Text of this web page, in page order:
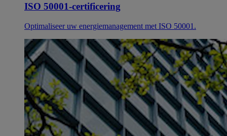
ISO 50001-certificering
Optimaliseer uw energiemanagement met ISO 50001.